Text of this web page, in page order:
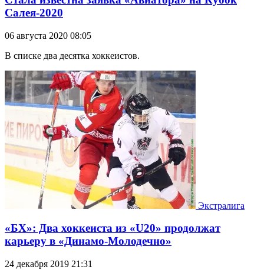
Салея-2020
06 августа 2020 08:05
В списке два десятка хоккеистов.
Экстралига
«БХ»: Два хоккеиста из «U20» продолжат
карьеру в «Динамо-Молодечно»
24 декабря 2019 21:31